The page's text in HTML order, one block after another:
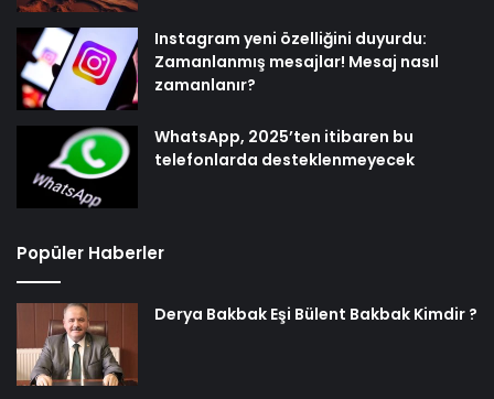
Instagram yeni özelliğini duyurdu:
Zamanlanmış mesajlar! Mesaj nasıl
zamanlanır?
WhatsApp, 2025’ten itibaren bu
telefonlarda desteklenmeyecek
Popüler Haberler
Derya Bakbak Eşi Bülent Bakbak Kimdir ?